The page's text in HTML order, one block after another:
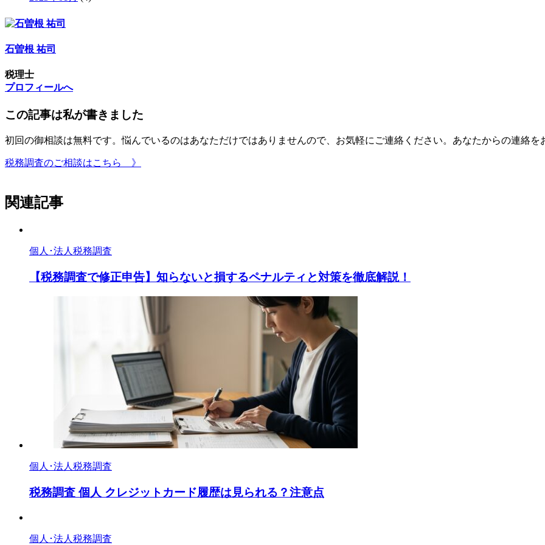
石曽根 祐司
税理士
プロフィールへ
この記事は私が書きました
初回の御相談は無料です。悩んでいるのはあなただけではありませんので、お気軽にご連絡ください。あなたからの連絡を
税務調査のご相談はこちら 》
関連記事
個人･法人税務調査
【税務調査で修正申告】知らないと損するペナルティと対策を徹底解説！
個人･法人税務調査
税務調査 個人 クレジットカード履歴は見られる？注意点
個人･法人税務調査